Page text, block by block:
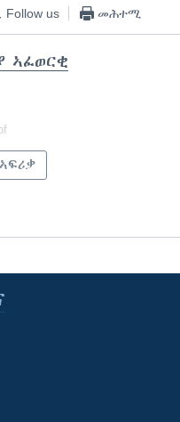
Follow us መሕተሚ
ኣፈወርቂ